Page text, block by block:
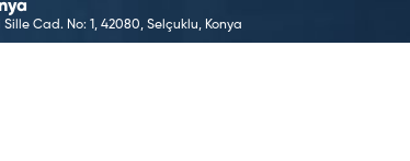
Sille Cad. No: 1, 42080, Selçuklu, Konya